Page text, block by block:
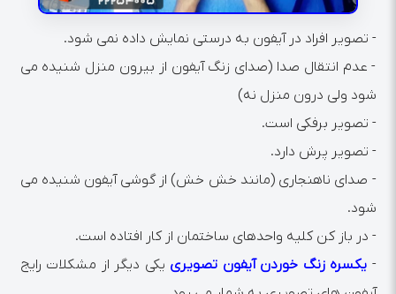
- تصویر افراد در آیفون به درستی نمایش داده نمی شود.
- عدم انتقال صدا (صدای زنگ آیفون از بیرون منزل شنیده می
شود ولی درون منزل نه)
- تصویر برفکی است.
- تصویر پرش دارد.
- صدای ناهنجاری (مانند خش خش) از گوشی آیفون شنیده می
شود.
- در باز کن کلیه واحدهای ساختمان از کار افتاده است.
- یکسره زنگ خوردن آیفون تصویری یکی دیگر از مشکلات رایج